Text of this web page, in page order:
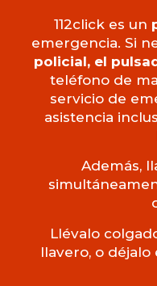
112click es un
emergencia. Si
policial, el
teléfono de
servicio de
asistencia
Además,
Llévalo
llavero, o